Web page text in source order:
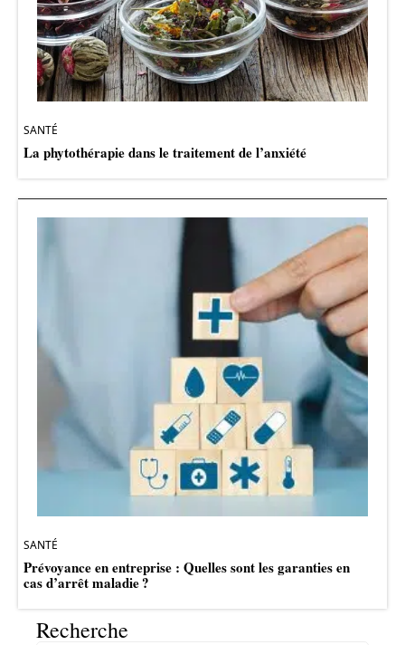
SANTÉ
La phytothérapie dans le traitement de l’anxiété
SANTÉ
Prévoyance en entreprise : Quelles sont les garanties en
cas d’arrêt maladie ?
Recherche